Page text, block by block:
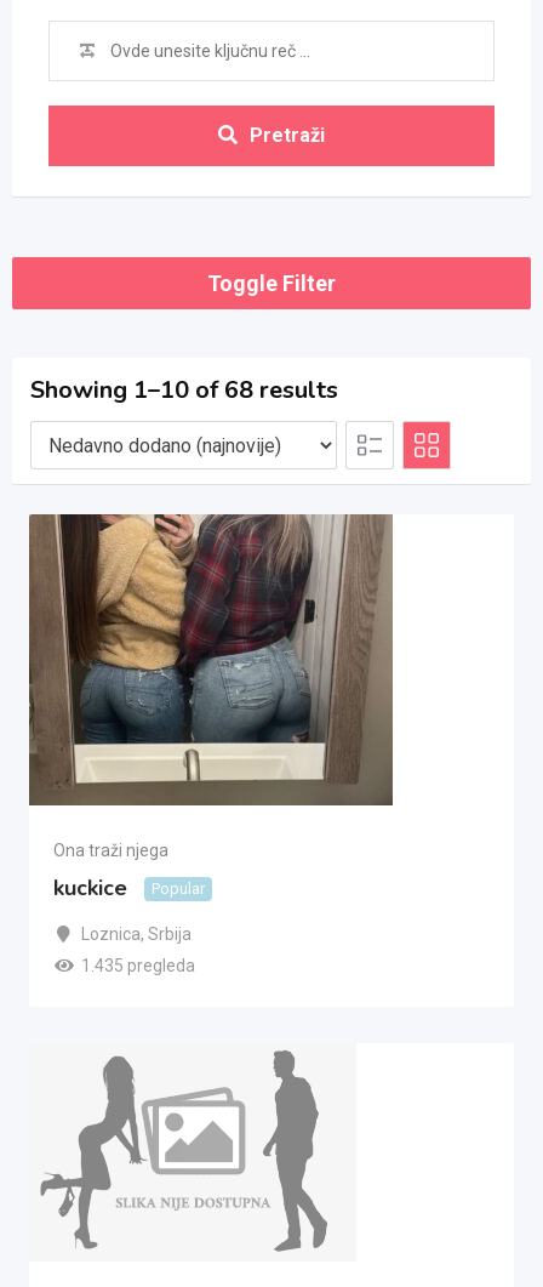
Pretraži
Toggle Filter
Showing 1–10 of 68 results
Ona traži njega
kuckice Popular
Loznica, Srbija
1.435 pregleda